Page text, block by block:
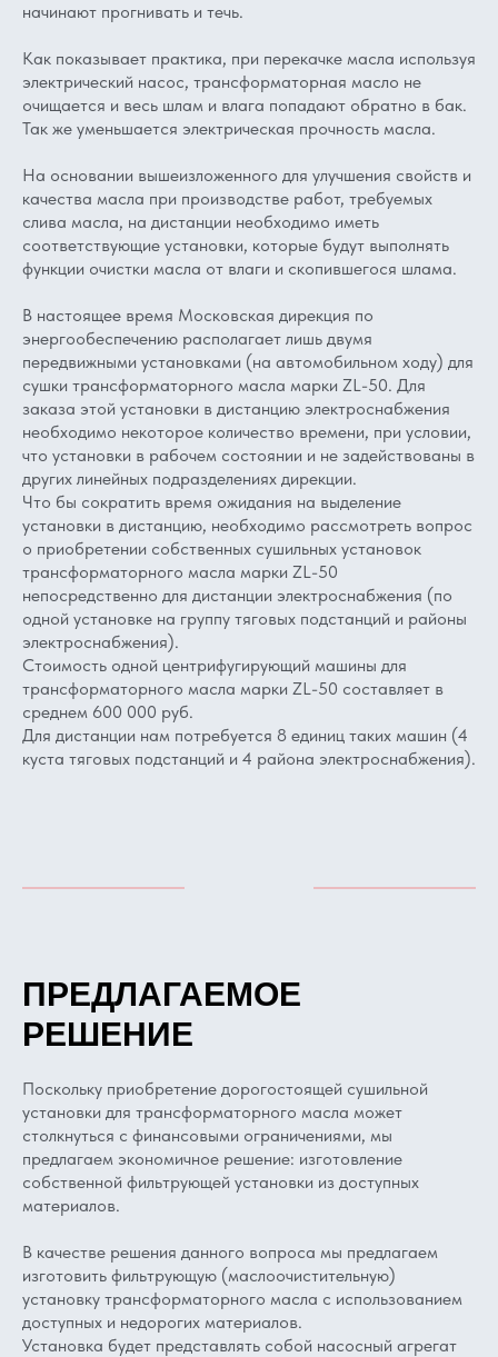
начинают прогнивать и течь.
Как показывает практика, при перекачке масла используя
электрический насос, трансформаторная масло не
очищается и весь шлам и влага попадают обратно в бак.
Так же уменьшается электрическая прочность масла.
На основании вышеизложенного для улучшения свойств и
качества масла при производстве работ, требуемых
слива масла, на дистанции необходимо иметь
соответствующие установки, которые будут выполнять
функции очистки масла от влаги и скопившегося шлама.
В настоящее время Московская дирекция по
энергообеспечению располагает лишь двумя
передвижными установками (на автомобильном ходу) для
сушки трансформаторного масла марки ZL-50. Для
заказа этой установки в дистанцию электроснабжения
необходимо некоторое количество времени, при условии,
что установки в рабочем состоянии и не задействованы в
других линейных подразделениях дирекции.
Что бы сократить время ожидания на выделение
установки в дистанцию, необходимо рассмотреть вопрос
о приобретении собственных сушильных установок
трансформаторного масла марки ZL-50
непосредственно для дистанции электроснабжения (по
одной установке на группу тяговых подстанций и районы
электроснабжения).
Стоимость одной центрифугирующий машины для
трансформаторного масла марки ZL-50 составляет в
среднем 600 000 руб.
Для дистанции нам потребуется 8 единиц таких машин (4
куста тяговых подстанций и 4 района электроснабжения).
ПРЕДЛАГАЕМОЕ
РЕШЕНИЕ
Поскольку приобретение дорогостоящей сушильной
установки для трансформаторного масла может
столкнуться с финансовыми ограничениями, мы
предлагаем экономичное решение: изготовление
собственной фильтрующей установки из доступных
материалов.
В качестве решения данного вопроса мы предлагаем
изготовить фильтрующую (маслоочистительную)
установку трансформаторного масла с использованием
доступных и недорогих материалов.
Установка будет представлять собой насосный агрегат